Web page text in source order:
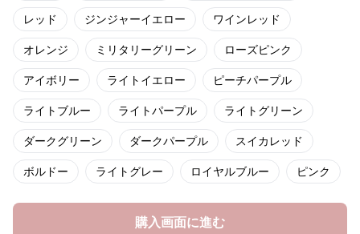
レッド ジンジャーイエロー ワインレッド
オレンジ ミリタリーグリーン ローズピンク
アイボリー ライトイエロー ピーチパープル
ライトブルー ライトパープル ライトグリーン
ダークグリーン ダークパープル スイカレッド
ボルドー ライトグレー ロイヤルブルー ピンク
購入画面に進む